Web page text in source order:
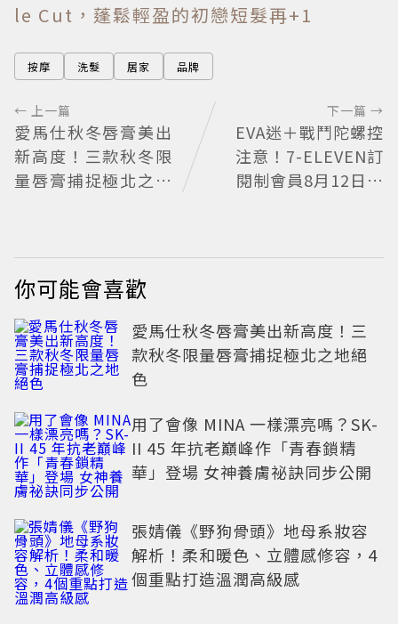
le Cut，蓬鬆輕盈的初戀短髮再+1
按摩 洗髮 居家 品牌
← 上一篇
愛馬仕秋冬唇膏美出
新高度！三款秋冬限
量唇膏捕捉極北之地
下一篇 →
EVA迷＋戰鬥陀螺控
注意！7-ELEVEN訂
閱制會員8月12日搶
你可能會喜歡
愛馬仕秋冬唇膏美出新高度！三
款秋冬限量唇膏捕捉極北之地絕
色
用了會像 MINA 一樣漂亮嗎？SK-
II 45 年抗老巔峰作「青春鎖精
華」登場 女神養膚祕訣同步公開
張婧儀《野狗骨頭》地母系妝容
解析！柔和暖色、立體感修容，4
個重點打造溫潤高級感